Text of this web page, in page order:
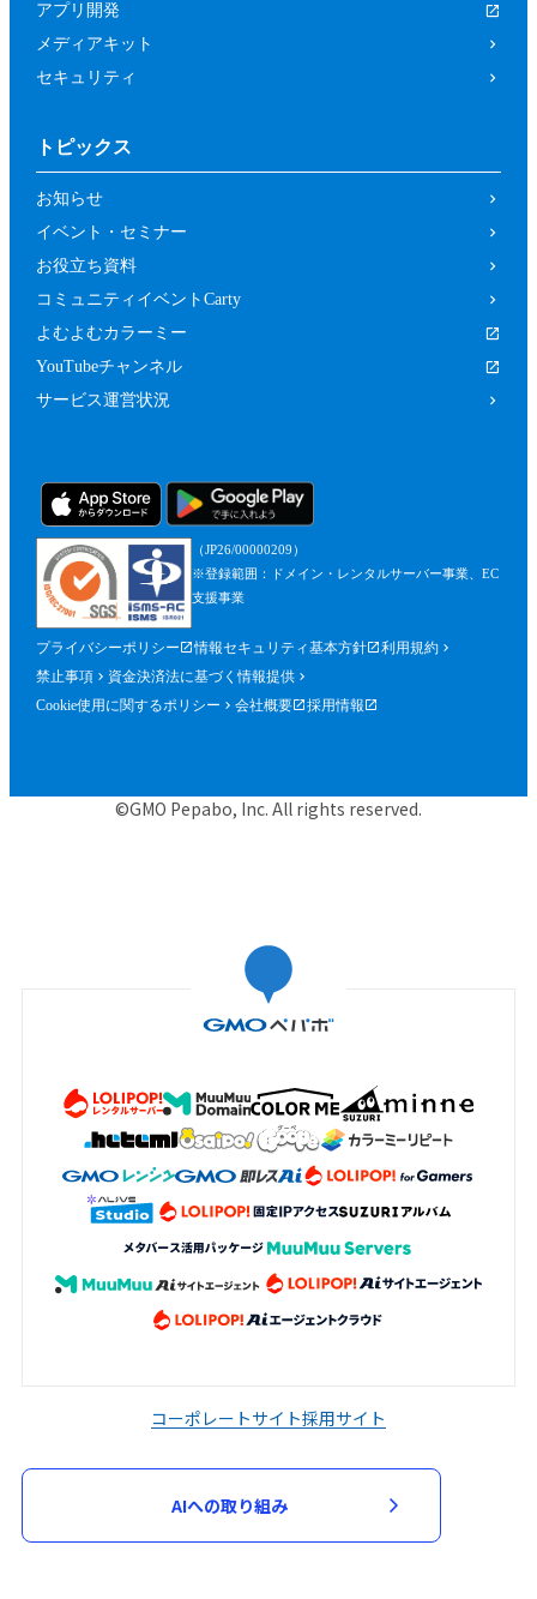
未成年者、成年被後見人、被保佐人又は
被補助人のいずれかであって、本規約に
て、法定代理人、後見人､保佐人又は補
カラーミーショップ利用規約、又は当社
の運営するサービスの利用規約に違反し
ている方又は違反するおそれがあると当
社が判断した方
前２項のため、当社は、参加者（参加の申
し込みをした者を含みます。）に対し、当
確認するための情報（法定代理人の連絡先
を含みます。）が確認できるものを含むが
これに限られません。）の提出を求めるこ
とができるものとし、参加者はこれに従う
ものとします。
第５条（参加申込）
参加申込は、当社が提供する申込専用ペー
当社は、前項に基づく参加申込について承
トの参加に関する契約（以下「参加契約」
といいます。）が成立するものとします。
当社は、申込者に対し、第１項に基づく参
合、当該審査のため必要な資料の提出を求
める場合があります。申込者は、当社から
資料の提出を求められた場合には、速やか
に指定された資料を提出するものとしま
加申込を承諾せず又は参加契約を取り消す
ことができるものとします。
偽、不正確又は誤りがあった場合
するサービスの利用停止等の処分を受け
ている場合
第３項に基づく資料の提出がない場合
アプリ開発
メディアキット
セキュリティ
トピックス
お知らせ
イベント・セミナー
お役立ち資料
コミュニティイベントCarty
よむよむカラーミー
YouTubeチャンネル
サービス運営状況
（JP26/00000209）
※登録範囲：ドメイン・レンタルサーバー事業、EC
支援事業
プライバシーポリシー 情報セキュリティ基本方針
利用規約
禁止事項
資金決済法に基づく情報提供
Cookie使用に関するポリシー
会社概要 採用情報
©GMO Pepabo, Inc. All rights reserved.
コーポレートサイト採用サイト
AIへの取り組み